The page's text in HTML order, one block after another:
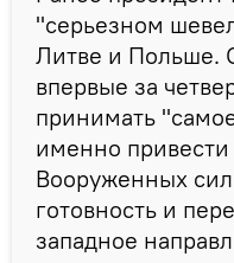
"серьезном
Литве и Польше.
впервые за
принимать
именно
Вооруженных
готовность и
западное